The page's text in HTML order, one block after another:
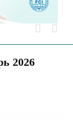
2026